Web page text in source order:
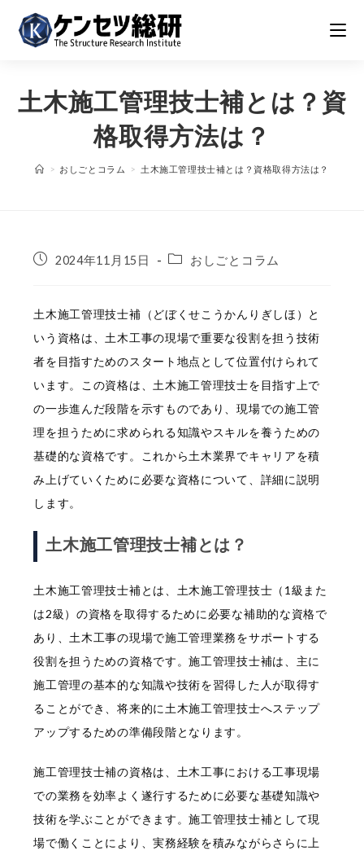
土木施工管理技士補とは？資
格取得方法は？
> おしごとコラム > 土木施工管理技士補とは？資格取得方法は？
投
開
2024年11月15日
投
テ
リ
ー:
おしごとコラム
土木施工管理技士補（どぼくせこうかんりぎしほ）と
いう資格は、土木工事の現場で重要な役割を担う技術
者を目指すためのスタート地点として位置付けられて
います。この資格は、土木施工管理技士を目指す上で
の一歩進んだ段階を示すものであり、現場での施工管
理を担うために求められる知識やスキルを養うための
基礎的な資格です。これから土木業界でキャリアを積
み上げていくために必要な資格について、詳細に説明
します。
土木施工管理技士補とは？
土木施工管理技士補とは、土木施工管理技士（1級また
は2級）の資格を取得するために必要な補助的な資格で
あり、土木工事の現場で施工管理業務をサポートする
役割を担うための資格です。施工管理技士補は、主に
施工管理の基本的な知識や技術を習得した人が取得す
ることができ、将来的に土木施工管理技士へステップ
アップするための準備段階となります。
施工管理技士補の資格は、土木工事における工事現場
での業務を効率よく遂行するために必要な基礎知識や
技術を学ぶことができます。施工管理技士補として現
場で働くことにより、実務経験を積みながらさらに上